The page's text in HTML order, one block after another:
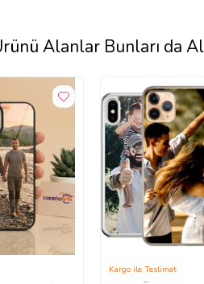
Alanlar Bunları da
Kargo ile Teslimat